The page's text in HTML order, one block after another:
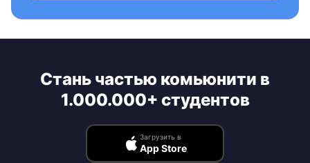
Стань частью комьюнити в
1.000.000+ студентов
Загрузить в
App Store